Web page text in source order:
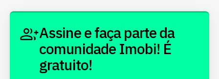
Assine e faça parte da
comunidade Imobi! É
gratuito!